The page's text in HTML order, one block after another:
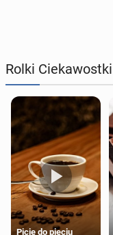
Rolki Ciekawostki
Picie do pięciu